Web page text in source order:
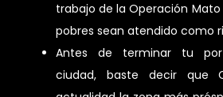
trabajo de la Operación Mato
pobres sean atendido como
Antes de terminar tu
ciudad, baste decir que